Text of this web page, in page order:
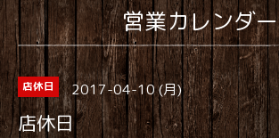
営業カレンダー
店休日 2017-04-10 (月)
店休日